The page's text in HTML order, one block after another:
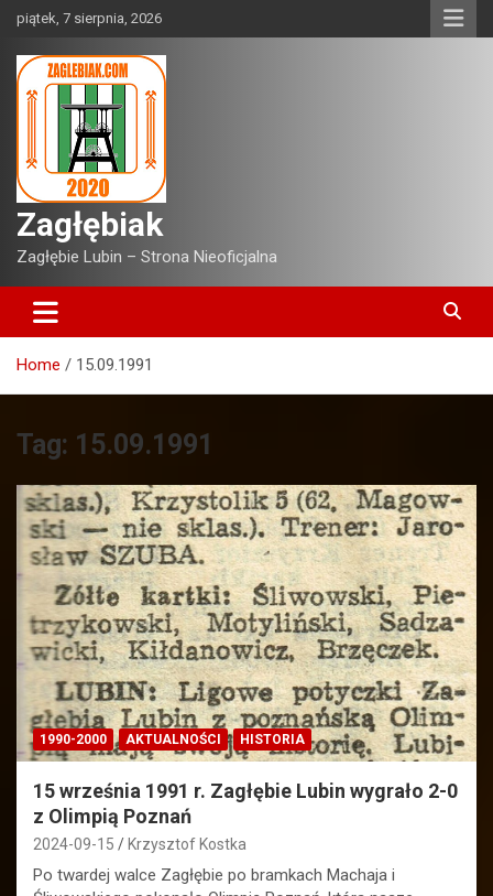
Skip
content
piątek, 7 sierpnia, 2026
Zagłębiak
Zagłębie Lubin – Strona Nieoficjalna
Home 15.09.1991
Tag: 15.09.1991
1990-2000 AKTUALNOŚCI HISTORIA
15 września 1991 r. Zagłębie Lubin wygrało 2-0
z Olimpią Poznań
2024-09-15 Krzysztof Kostka
Po twardej walce Zagłębie po bramkach Machaja i